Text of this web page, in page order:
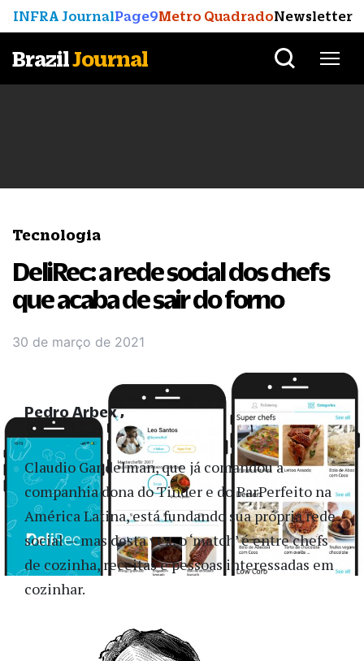
INFRA JournalPage9Metro QuadradoNewsletter
BrazilJournal
Tecnologia
DeliRec: a rede social dos chefs
que acaba de sair do forno
30 de março de 2021
Claudio Gandelman, que já comandou a
companhia dona do Tinder e do ParPerfeito na
América Latina, está fundando sua própria rede
social — mas desta vez, o ‘match’ é entre chefs
de cozinha, receitas e pessoas interessadas em
cozinhar.
Pedro Arbex